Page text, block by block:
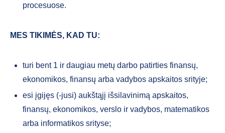
procesuose.
MES TIKIMĖS, KAD TU:
turi bent 1 ir daugiau metų darbo patirties finansų,
ekonomikos, finansų arba vadybos apskaitos srityje;
esi įgijęs (-jusi) aukštąjį išsilavinimą apskaitos,
finansų, ekonomikos, verslo ir vadybos, matematikos
arba informatikos srityse;